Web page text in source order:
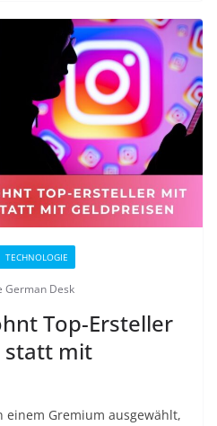
TECHNOLOGIE
German Desk
Top-Ersteller
statt mit
einem Gremium ausgewählt,